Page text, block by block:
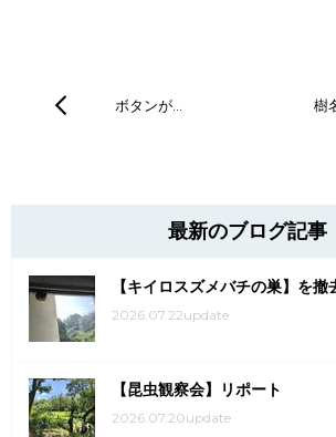
ボタンが… 樹
最新のブログ記事
【キイロスズメバチの巣】を
2026.07.22update
【昆虫観察会】リポート
2026.07.20update